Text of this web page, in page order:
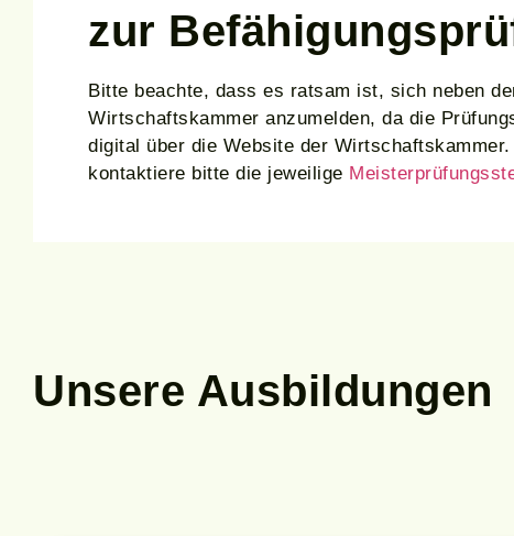
zur
Bitte beachte, dass es ratsam ist, sich neben
Wirtschaftskammer anzumelden, da die
digital über die Website der
kontaktiere bitte die jeweilige
Unsere Ausbildungen